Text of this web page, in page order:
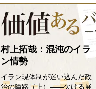
村上拓哉：混沌のイラ
ン情勢
イラン現体制が迷い込んだ政
治の隘路（上）――欠ける展